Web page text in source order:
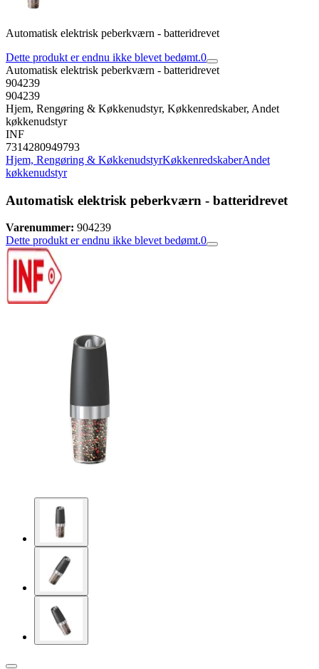
Automatisk elektrisk peberkværn - batteridrevet
Dette produkt er endnu ikke blevet bedømt.0
Automatisk elektrisk peberkværn - batteridrevet
904239
904239
Hjem, Rengøring & Køkkenudstyr, Køkkenredskaber, Andet
køkkenudstyr
INF
7314280949793
Hjem, Rengøring & KøkkenudstyrKøkkenredskaberAndet
køkkenudstyr
Automatisk elektrisk peberkværn - batteridrevet
Varenummer: 904239
Dette produkt er endnu ikke blevet bedømt.0